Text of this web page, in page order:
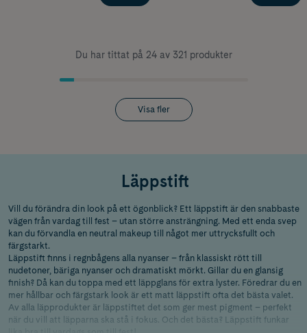
Du har tittat på 24 av 321 produkter
Visa fler
Läppstift
Vill du förändra din look på ett ögonblick? Ett läppstift är den snabbaste
vägen från vardag till fest – utan större ansträngning. Med ett enda svep
kan du förvandla en neutral makeup till något mer uttrycksfullt och
färgstarkt.
Läppstift finns i regnbågens alla nyanser – från klassiskt rött till
nudetoner, bäriga nyanser och dramatiskt mörkt. Gillar du en glansig
finish? Då kan du toppa med ett läppglans för extra lyster. Föredrar du en
mer hållbar och färgstark look är ett matt läppstift ofta det bästa valet.
Av alla läpprodukter är läppstiftet det som ger mest pigment – perfekt
när du vill att läpparna ska stå i fokus. Och det bästa? Läppstift funkar